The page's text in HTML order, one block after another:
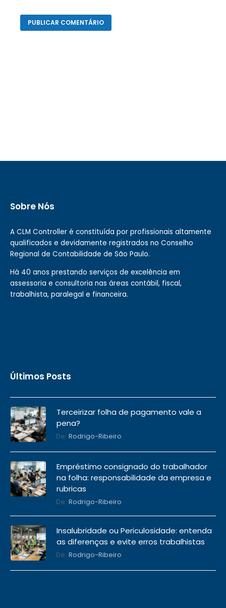
Sobre Nós
A CLM Controller é constituída por profissionais altamente
qualificados e devidamente registrados no Conselho
Regional de Contabilidade de São Paulo.
Há 40 anos prestando serviços de excelência em
assessoria e consultoria nas áreas contábil, fiscal,
trabalhista, paralegal e financeira.
Últimos Posts
Terceirizar folha de pagamento vale a
pena?
De: Rodrigo-Ribeiro
Empréstimo consignado do trabalhador
na folha: responsabilidade da empresa e
rubricas
De: Rodrigo-Ribeiro
Insalubridade ou Periculosidade: entenda
as diferenças e evite erros trabalhistas
De: Rodrigo-Ribeiro